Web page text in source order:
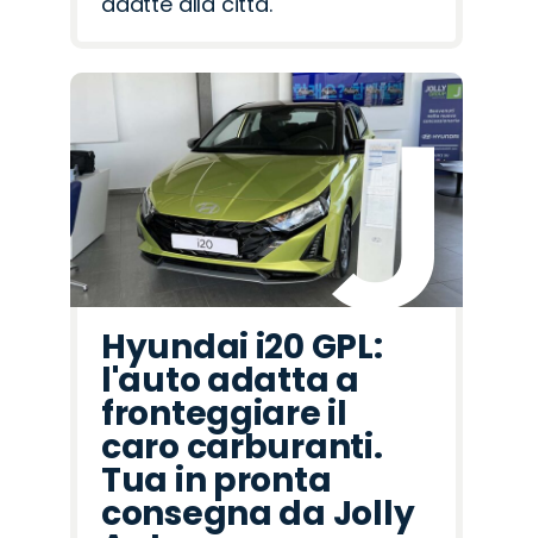
Hyundai i20 GPL:
l'auto adatta a
fronteggiare il
caro carburanti.
Tua in pronta
consegna da Jolly